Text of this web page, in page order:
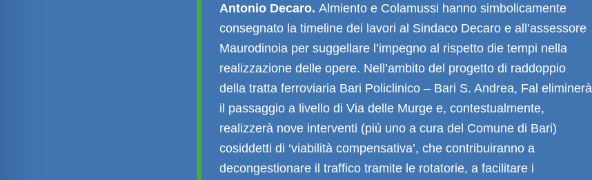
Antonio Decaro.Almiento e Colamussi hanno simbolicamente
consegnato la timeline dei lavori al Sindaco Decaro e all’assessore
Maurodinoia per suggellare l’impegno al rispetto die tempi nella
realizzazione delle opere. Nell’ambito del progetto di raddoppio
della tratta ferroviaria Bari Policlinico – Bari S. Andrea, Fal eliminerà
il passaggio a livello di Via delle Murge e, contestualmente,
realizzerà nove interventi (più uno a cura del Comune di Bari)
cosiddetti di ‘viabilità compensativa’, che contribuiranno a
decongestionare il traffico tramite le rotatorie, a facilitare i